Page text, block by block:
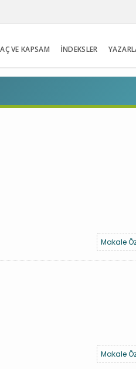
VE KAPSAM İNDEKSLER
Makale
Makale